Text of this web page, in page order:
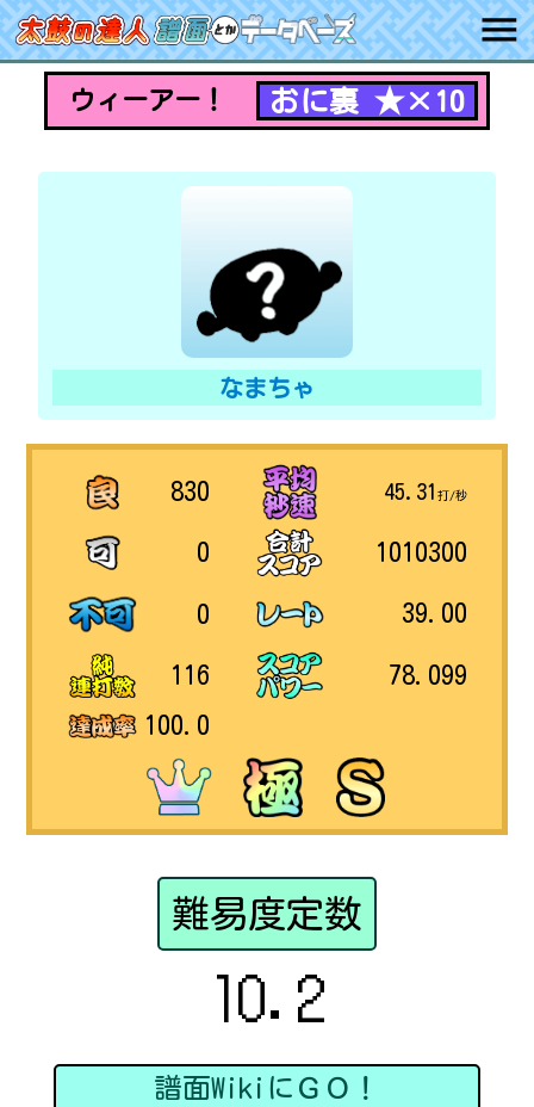
ウィーアー！ おに裏 ★×10
なまちゃ
830
0
0
116
100.0
45.31打/秒
1010300
39.00
78.099
難易度定数
10.2
譜面WikiにＧＯ！